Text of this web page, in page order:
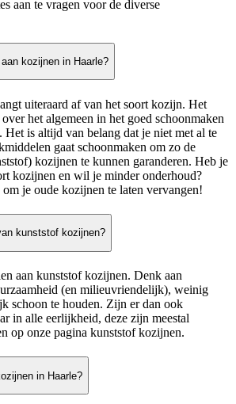
aan te vragen voor de diverse
kozijnen in Haarle?
uiteraard af van het soort kozijn. Het
het algemeen in het goed schoonmaken
Het is altijd van belang dat je niet met al te
gaat schoonmaken om zo de
kozijnen te kunnen garanderen. Heb je
kozijnen en wil je minder onderhoud?
je oude kozijnen te laten vervangen!
kunststof kozijnen?
aan kunststof kozijnen. Denk aan
(en milieuvriendelijk), weinig
schoon te houden. Zijn er dan ook
in alle eerlijkheid, deze zijn meestal
op onze pagina kunststof kozijnen.
in Haarle?